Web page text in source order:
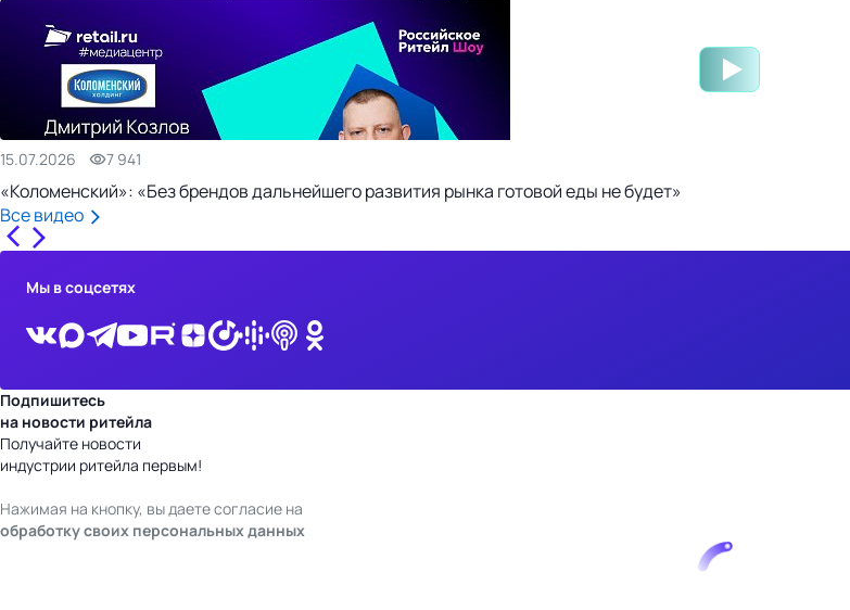
15.07.2026 7 941
«Коломенский»: «Без брендов дальнейшего развития рынка готовой еды не будет»
Все видео
Мы в соцсетях
Подпишитесь
на новости ритейла
Получайте новости
индустрии ритейла первым!
Нажимая на кнопку, вы даете согласие на
обработку своих персональных данных